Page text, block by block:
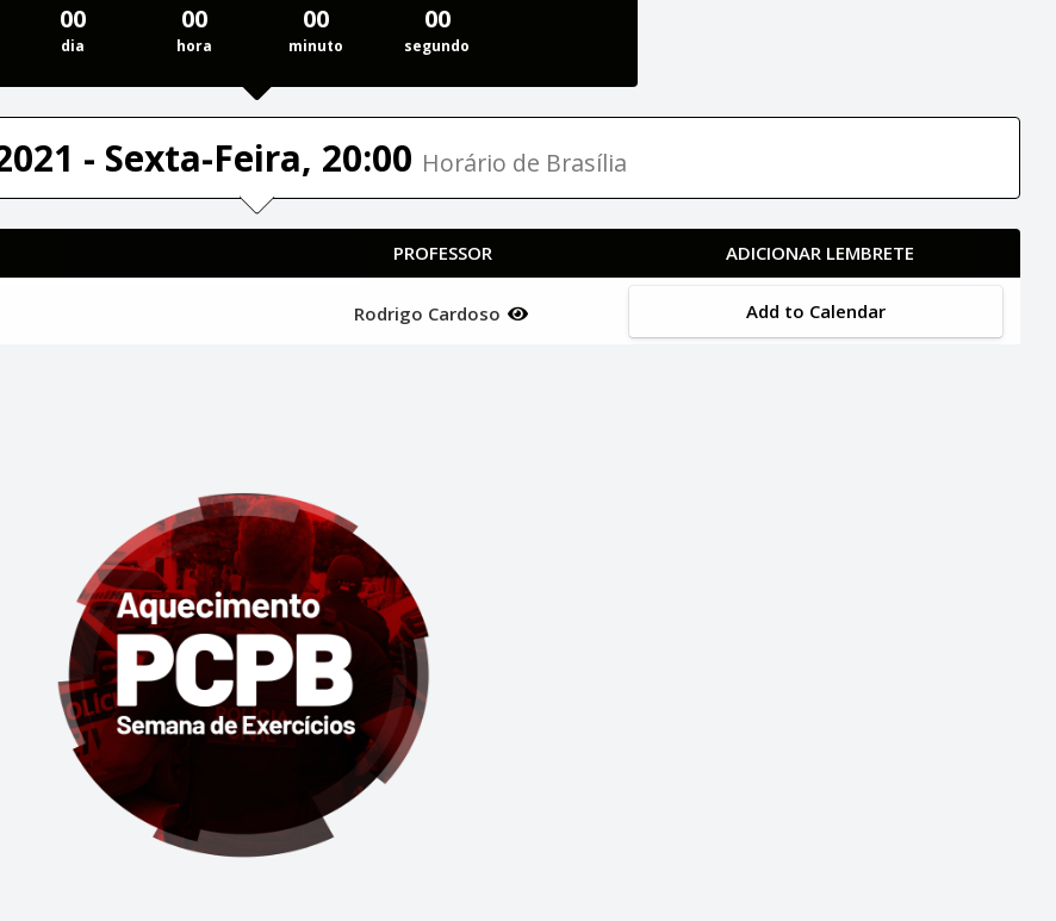
00
dia
00
hora
00
minuto
00
segundo
- Sexta-Feira, 20:00 Horário de Brasília
PROFESSOR ADICIONAR LEMBRETE
Rodrigo Cardoso Add to Calendar